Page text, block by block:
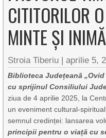
CITITORILOR
MINTE ȘI INIMĂ
Stroia Tiberiu |aprilie 5,
Biblioteca Județeană
cu sprijinul Consiliului
ziua de 4 aprilie 2025, la
un eveniment cultural-
semnul credinței: lansarea
principii pentru o viață cu